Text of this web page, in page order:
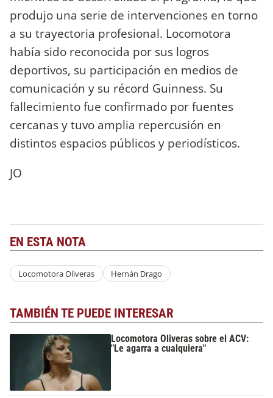
produjo una serie de intervenciones en torno
a su trayectoria profesional. Locomotora
había sido reconocida por sus logros
deportivos, su participación en medios de
comunicación y su récord Guinness. Su
fallecimiento fue confirmado por fuentes
cercanas y tuvo amplia repercusión en
distintos espacios públicos y periodísticos.
JO
EN ESTA NOTA
Locomotora Oliveras Hernán Drago
TAMBIÉN TE PUEDE INTERESAR
Locomotora Oliveras sobre el ACV:
"Le agarra a cualquiera"